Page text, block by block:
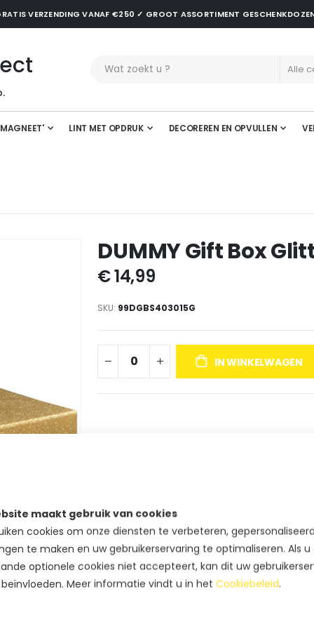
maakt gebruik van cookies
cookies om onze diensten te verbeteren,
te maken en uw gebruikerservaring te optimaliseren. Als u
optionele cookies niet accepteert, kan dit uw
Meer informatie vindt u in het Cookiebeleid.
VERZENDING VANAF €250 ✓ GROOT ASSORTIMENT
LINT MET OPDRUK DECOREREN EN OPVULLEN
DUMMY Gift Box
€ 14,99
SKU 99DGBS403015G
IN WINKELWAGEN